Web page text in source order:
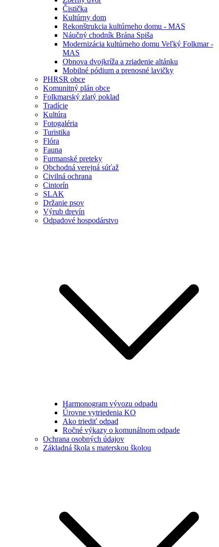
Čistička
Kultúrny dom
Rekonštrukcia kultúrneho domu - MAS
Náučný chodník Brána Spiša
Modernizácia kultúrneho domu Veľký Folkmar -
MAS
Obnova dvojkríža a zriadenie altánku
Mobilné pódium a prenosné lavičky
PHRSR obce
Komunitný plán obce
Folkmarský zlatý poklad
Tradície
Kultúra
Fotogaléria
Turistika
Flóra
Fauna
Furmanské preteky
Obchodná verejná súťaž
Civilná ochrana
Cintorín
SLAK
Držanie psov
Výrub drevín
Odpadové hospodárstvo
Harmonogram vývozu odpadu
Úrovne vytriedenia KO
Ako triediť odpad
Ročné výkazy o komunálnom odpade
Ochrana osobných údajov
Základná škola s materskou školou